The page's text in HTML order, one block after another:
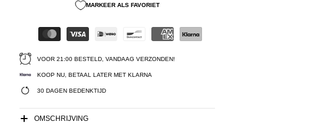
MARKEER ALS FAVORIET
VOOR 21:00 BESTELD, VANDAAG VERZONDEN!
KOOP NU, BETAAL LATER MET KLARNA
30 DAGEN BEDENKTIJD
OMSCHRIJVING